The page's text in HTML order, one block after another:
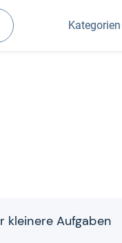
Suchen
Kategorien
klei­nere Auf­ga­ben